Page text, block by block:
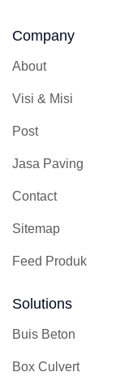
Company
About
Visi & Misi
Post
Jasa Paving
Contact
Sitemap
Feed Produk
Solutions
Buis Beton
Box Culvert